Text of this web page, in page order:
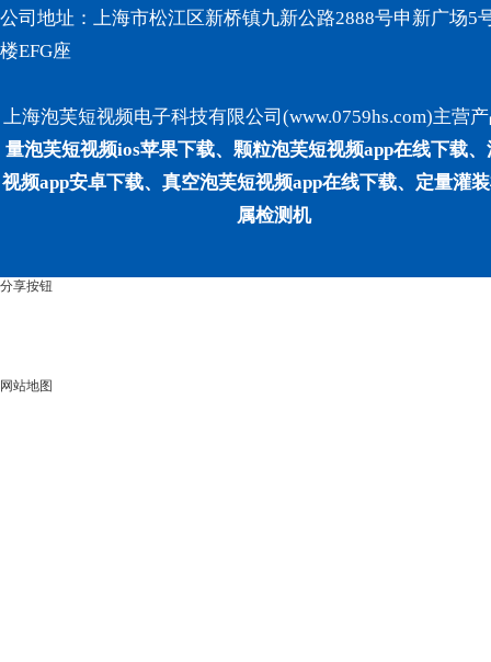
公司地址：上海市松江区新桥镇九新公路2888号申新广场5
楼EFG座
上海泡芙短视频电子科技有限公司(www.0759hs.com)主营产品
量泡芙短视频ios苹果下载、颗粒泡芙短视频app在线下载
视频app安卓下载、真空泡芙短视频app在线下载、定量灌装
属检测机
分享按钮
网站地图